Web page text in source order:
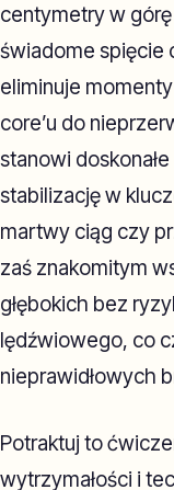
centymetry w
świadome spięcie
eliminuje
core’u do
stanowi
stabilizację w
martwy ciąg czy
zaś znakomitym
głębokich bez
lędźwiowego, co
nieprawidłowych
Potraktuj to
wytrzymałości i